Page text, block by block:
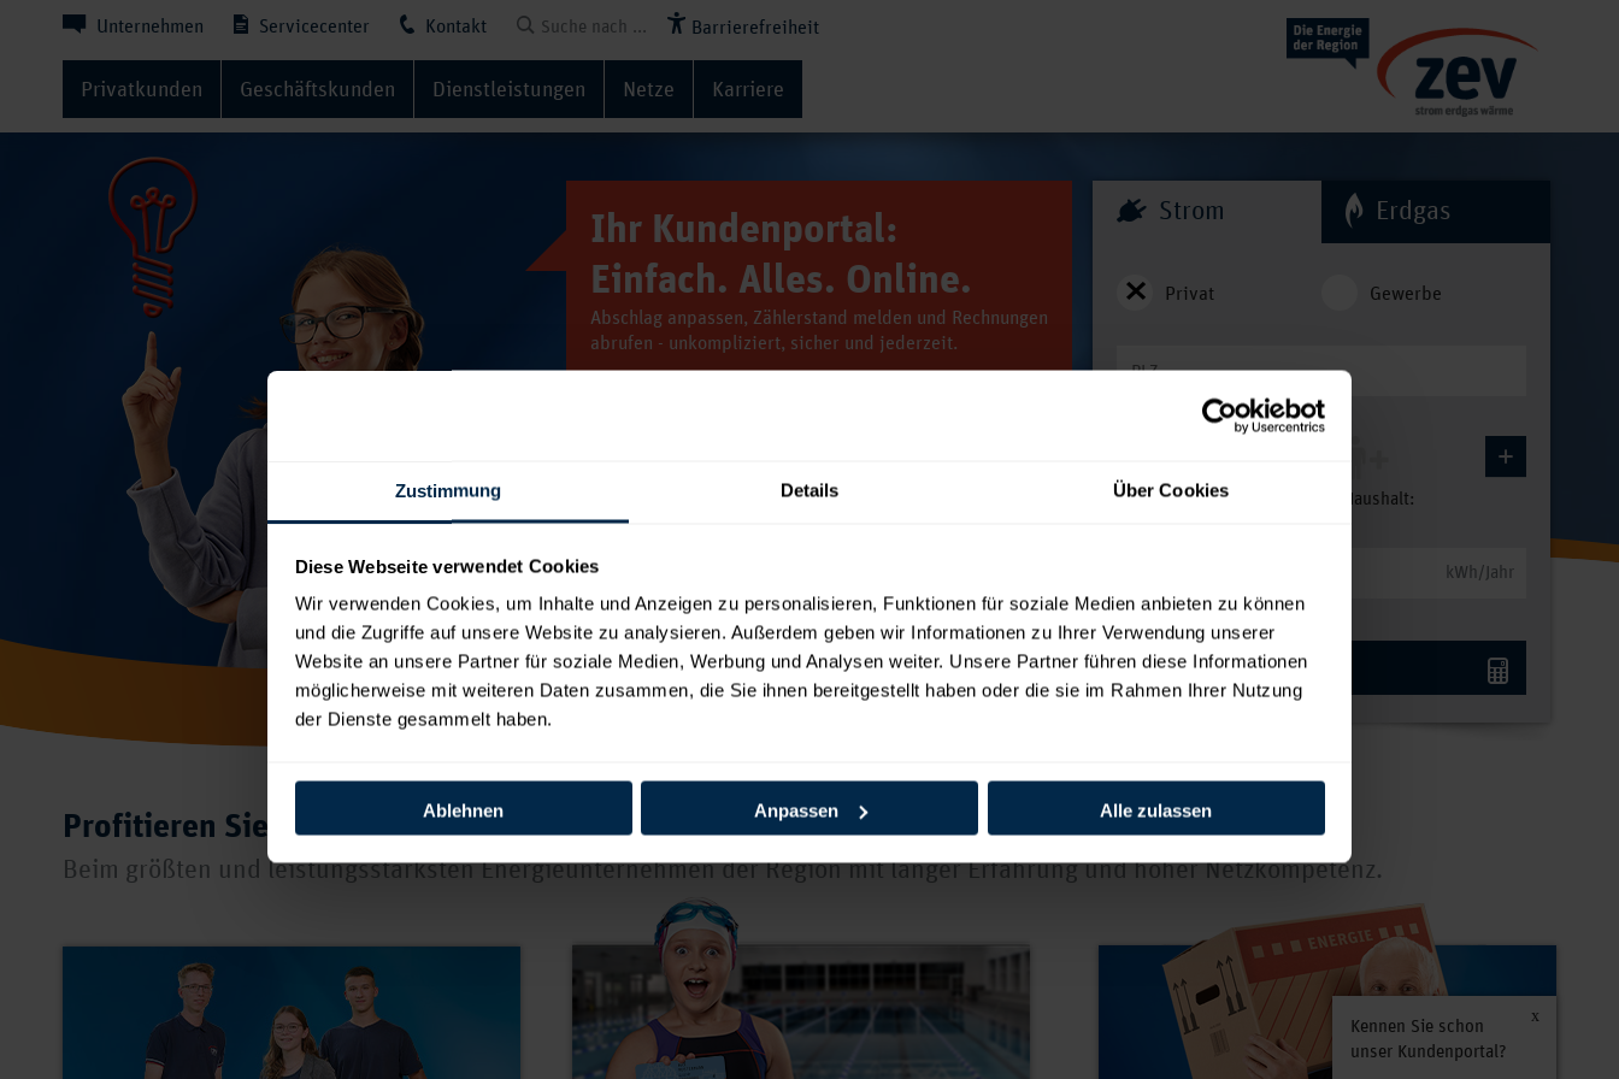
Zustimmung Details Über Cookies
Diese Webseite verwendet Cookies
Wir verwenden Cookies, um Inhalte und Anzeigen zu personalisieren, Funktionen für soziale Medien anbieten zu können
und die Zugriffe auf unsere Website zu analysieren. Außerdem geben wir Informationen zu Ihrer Verwendung unserer
Website an unsere Partner für soziale Medien, Werbung und Analysen weiter. Unsere Partner führen diese Informationen
möglicherweise mit weiteren Daten zusammen, die Sie ihnen bereitgestellt haben oder die sie im Rahmen Ihrer Nutzung
der Dienste gesammelt haben.
Ablehnen Anpassen Alle zulassen
Unternehmen Servicecenter Kontakt
Kennen Sie schon
unser Kundenportal?
Barrierefreiheit
Privatkunden Geschäftskunden Dienstleistungen Netze Karriere
Ihr Kundenportal:
Einfach. Alles. Online.
Abschlag anpassen, Zählerstand melden und Rechnungen
abrufen - unkompliziert, sicher und jederzeit.
1/2
Strom Erdgas
Privat Gewerbe
im Haushalt:
kWh/Jahr
Jetzt berechnen
Profitieren Sie von der Energie der Region!
Beim größten und leistungsstärksten Energieunternehmen der Region mit langer Erfahrung und hoher Netzkompetenz.